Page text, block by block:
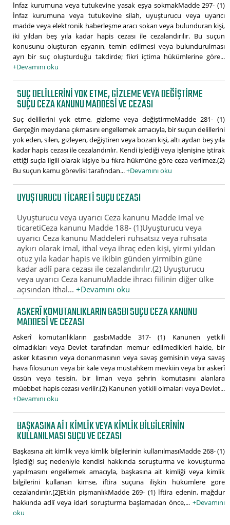
İnfaz kurumuna veya tutukevine yasak eşya sokmakMadde 297- (1)
İnfaz kurumuna veya tutukevine silah, uyuşturucu veya uyarıcı
madde veya elektronik haberleşme aracı sokan veya bulunduran kişi,
iki yıldan beş yıla kadar hapis cezası ile cezalandırılır. Bu suçun
konusunu oluşturan eşyanın, temin edilmesi veya bulundurulması
ayrı bir suç oluşturduğu takdirde; fikri içtima hükümlerine göre...
+Devamını oku
SUÇ DELILLERINI YOK ETME, GIZLEME VEYA DEĞIŞTIRME
SUÇU CEZA KANUNU MADDESI VE CEZASI
Suç delillerini yok etme, gizleme veya değiştirmeMadde 281- (1)
Gerçeğin meydana çıkmasını engellemek amacıyla, bir suçun delillerini
yok eden, silen, gizleyen, değiştiren veya bozan kişi, altı aydan beş yıla
kadar hapis cezası ile cezalandırılır. Kendi işlediği veya işlenişine iştirak
ettiği suçla ilgili olarak kişiye bu fıkra hükmüne göre ceza verilmez.(2)
Bu suçun kamu görevlisi tarafından...+Devamını oku
UYUŞTURUCU TICARETI SUÇU CEZASI
Uyuşturucu veya uyarıcı Ceza kanunu Madde imal ve
ticaretiCeza kanunu Madde 188- (1)Uyuşturucu veya
uyarıcı Ceza kanunu Maddeleri ruhsatsız veya ruhsata
aykırı olarak imal, ithal veya ihraç eden kişi, yirmi yıldan
otuz yıla kadar hapis ve ikibin günden yirmibin güne
kadar adlî para cezası ile cezalandırılır.(2) Uyuşturucu
veya uyarıcı Ceza kanunuMadde ihracı fiilinin diğer ülke
açısından ithal...+Devamını oku
ASKERÎ KOMUTANLIKLARIN GASBI SUÇU CEZA KANUNU
MADDESI VE CEZASI
Askerî komutanlıkların gasbıMadde 317- (1) Kanunen yetkili
olmadıkları veya Devlet tarafından memur edilmedikleri halde, bir
asker kıtasının veya donanmasının veya savaş gemisinin veya savaş
hava filosunun veya bir kale veya müstahkem mevkiin veya bir askerî
üssün veya tesisin, bir liman veya şehrin komutasını alanlara
müebbet hapis cezası verilir.(2) Kanunen yetkili olmaları veya Devlet...
+Devamını oku
BAŞKASINA AIT KIMLIK VEYA KIMLIK BILGILERININ
KULLANILMASI SUÇU VE CEZASI
Başkasına ait kimlik veya kimlik bilgilerinin kullanılmasıMadde 268- (1)
İşlediği suç nedeniyle kendisi hakkında soruşturma ve kovuşturma
yapılmasını engellemek amacıyla, başkasına ait kimliği veya kimlik
bilgilerini kullanan kimse, iftira suçuna ilişkin hükümlere göre
cezalandırılır.[2]Etkin pişmanlıkMadde 269- (1) İftira edenin, mağdur
hakkında adlî veya idari soruşturma başlamadan önce,... +Devamını
oku